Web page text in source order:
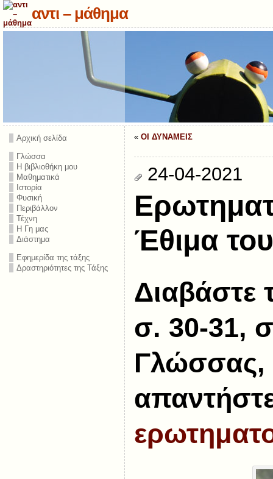
αντι – μάθημα
Αρχική σελίδα
Γλώσσα
Η βιβλιοθήκη μου
Μαθηματικά
Ιστορία
Φυσική
Περιβάλλον
Τέχνη
Η Γη μας
Διάστημα
Εφημερίδα της τάξης
Δραστηριότητες της Τάξης
« ΟΙ ΔΥΝΑΜΕΙΣ
24-04-2021
Έθιμα
Διαβάστε
σ. 30-31,
Γλώσσας,